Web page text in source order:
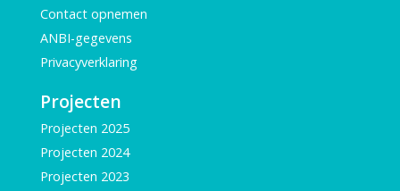
Contact opnemen
ANBI-gegevens
Privacyverklaring
Projecten
Projecten 2025
Projecten 2024
Projecten 2023